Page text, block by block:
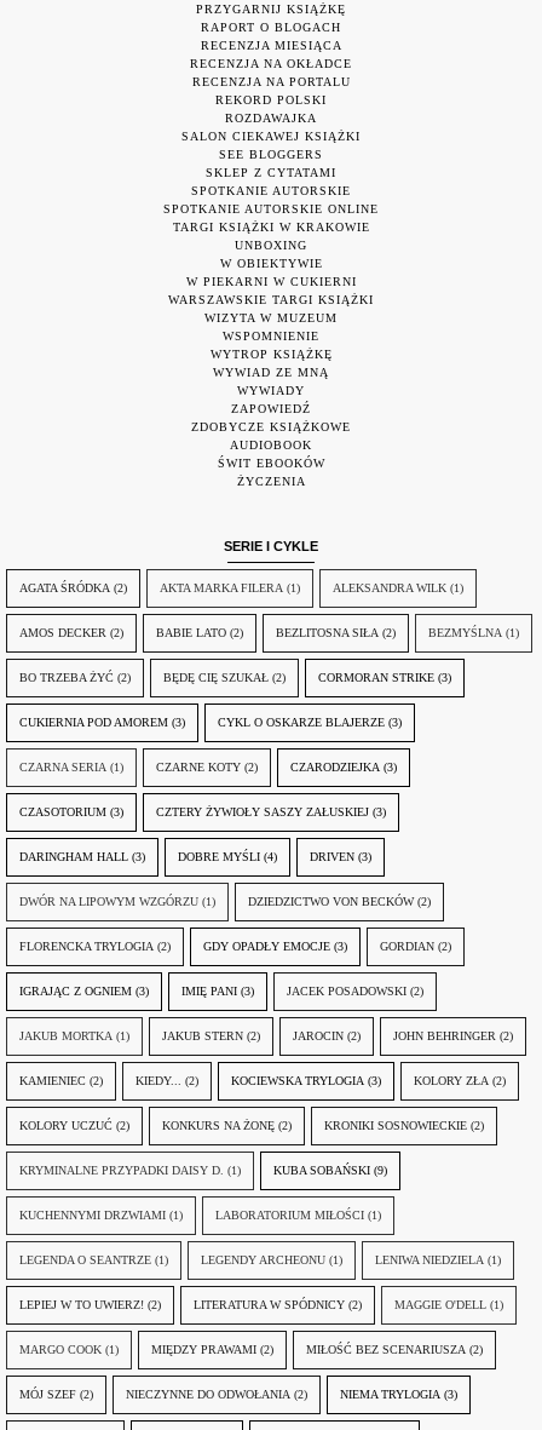
PRZYGARNIJ KSIĄŻKĘ
RAPORT O BLOGACH
RECENZJA MIESIĄCA
RECENZJA NA OKŁADCE
RECENZJA NA PORTALU
REKORD POLSKI
ROZDAWAJKA
SALON CIEKAWEJ KSIĄŻKI
SEE BLOGGERS
SKLEP Z CYTATAMI
SPOTKANIE AUTORSKIE
SPOTKANIE AUTORSKIE ONLINE
TARGI KSIĄŻKI W KRAKOWIE
UNBOXING
W OBIEKTYWIE
W PIEKARNI W CUKIERNI
WARSZAWSKIE TARGI KSIĄŻKI
WIZYTA W MUZEUM
WSPOMNIENIE
WYTROP KSIĄŻKĘ
WYWIAD ZE MNĄ
WYWIADY
ZAPOWIEDŹ
ZDOBYCZE KSIĄŻKOWE
AUDIOBOOK
ŚWIT EBOOKÓW
ŻYCZENIA
SERIE I CYKLE
AGATA ŚRÓDKA (2) AKTA MARKA FILERA (1) ALEKSANDRA WILK (1)
AMOS DECKER (2) BABIE LATO (2) BEZLITOSNA SIŁA (2) BEZMYŚLNA (1)
BO TRZEBA ŻYĆ (2) BĘDĘ CIĘ SZUKAŁ (2) CORMORAN STRIKE (3)
CUKIERNIA POD AMOREM (3) CYKL O OSKARZE BLAJERZE (3)
CZARNA SERIA (1) CZARNE KOTY (2) CZARODZIEJKA (3)
CZASOTORIUM (3) CZTERY ŻYWIOŁY SASZY ZAŁUSKIEJ (3)
DARINGHAM HALL (3) DOBRE MYŚLI (4) DRIVEN (3)
DWÓR NA LIPOWYM WZGÓRZU (1) DZIEDZICTWO VON BECKÓW (2)
FLORENCKA TRYLOGIA (2) GDY OPADŁY EMOCJE (3) GORDIAN (2)
IGRAJĄC Z OGNIEM (3) IMIĘ PANI (3) JACEK POSADOWSKI (2)
JAKUB MORTKA (1) JAKUB STERN (2) JAROCIN (2) JOHN BEHRINGER (2)
KAMIENIEC (2) KIEDY... (2) KOCIEWSKA TRYLOGIA (3) KOLORY ZŁA (2)
KOLORY UCZUĆ (2) KONKURS NA ŻONĘ (2) KRONIKI SOSNOWIECKIE (2)
KRYMINALNE PRZYPADKI DAISY D. (1) KUBA SOBAŃSKI (9)
KUCHENNYMI DRZWIAMI (1) LABORATORIUM MIŁOŚCI (1)
LEGENDA O SEANTRZE (1) LEGENDY ARCHEONU (1) LENIWA NIEDZIELA (1)
LEPIEJ W TO UWIERZ! (2) LITERATURA W SPÓDNICY (2) MAGGIE O'DELL (1)
MARGO COOK (1) MIĘDZY PRAWAMI (2) MIŁOŚĆ BEZ SCENARIUSZA (2)
MÓJ SZEF (2) NIECZYNNE DO ODWOŁANIA (2) NIEMA TRYLOGIA (3)